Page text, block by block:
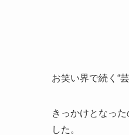
お笑い界で続く“
きっかけとなっ
した。